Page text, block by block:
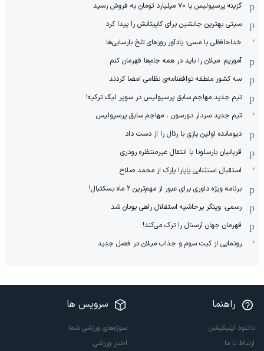
گزینه پرسپولیس با ۷۰ میلیارد تومان به فروش رسید
سیتی بهترین جانشین برای کاپیتانش را پیدا کرد
خداحافظی با مسی؛ یادآور روزهای تلخ بارسایی‌ها
آموریم: میلان را باید در همه جام‌ها قهرمان کنم
سه کشور منطقه توافقنامه‌ی نظامی امضا کردند
تیم جدید مهاجم سابق پرسپولیس در سوپر لیگ ترکیه!
تیم جدید سردار دورسون ، مهاجم سابق پرسپولیس
دیومانده اولین بازی با رئال را از دست داد
قربانیان بارسلونا با انتقال غیرمنتظره رودری
استقبال استثنایی پاپارا پارک از محمد صلاح
برنامه ویژه داوری برای عبور از مهم‌ترین 2 ماه بسکتبال!
رسمی: وینگر پرحاشیه استقلال راهی یونان شد
قهرمان جهان آرسنال را ترک می‌کند!
رونمایی از کیت سوم و جذاب میلان در فصل جدید
راهنما
دانلود اپلیکیشن
ارتباط با ما
سرویس ها
سوژه‌های ورزشی شما
اخبار ورزشی